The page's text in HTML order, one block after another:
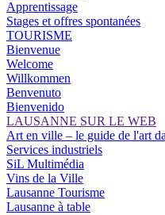
Apprentissage
Stages et offres spontanées
TOURISME
Bienvenue
Welcome
Willkommen
Benvenuto
Bienvenido
LAUSANNE SUR LE WEB
Art en ville – le guide de l'art
Services industriels
SiL Multimédia
Vins de la Ville
Lausanne Tourisme
Lausanne à table